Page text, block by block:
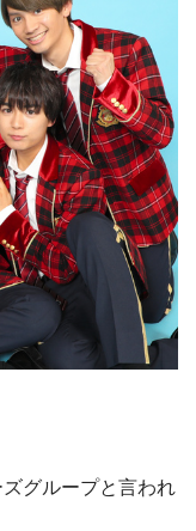
グループと言われ